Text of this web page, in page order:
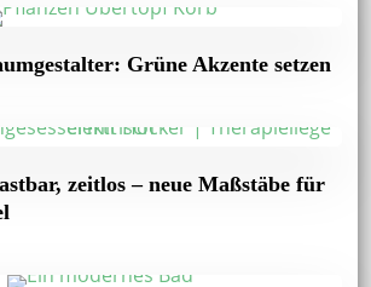
Grüne Akzente setzen
zeitlos – neue Maßstäbe für